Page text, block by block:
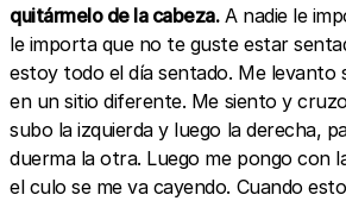
quitármelo de la cabeza.A nadie le
le importa que no te guste estar
estoy todo el día sentado. Me levanto
en un sitio diferente. Me siento y
subo la izquierda y luego la derecha,
duerma la otra. Luego me pongo con
el culo se me va cayendo. Cuando